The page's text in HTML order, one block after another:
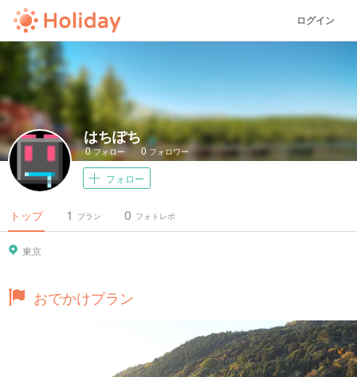
ログイン
はちぽち
0フォロー 0 フォロワー
フォロー
トップ プラン
1 フォトレポ
0
東京
おでかけプラン